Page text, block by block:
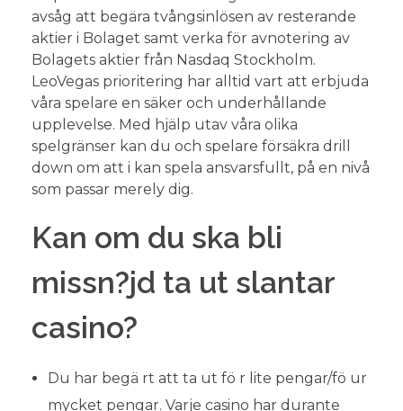
avsåg att begära tvångsinlösen av resterande
aktier i Bolaget samt verka för avnotering av
Bolagets aktier från Nasdaq Stockholm.
LeoVegas prioritering har alltid vart att erbjuda
våra spelare en säker och underhållande
upplevelse. Med hjälp utav våra olika
spelgränser kan du och spelare försäkra drill
down om att i kan spela ansvarsfullt, på en nivå
som passar merely dig.
Kan om du ska bli
missn?jd ta ut slantar
casino?
Du har begä rt att ta ut fö r lite pengar/fö ur
mycket pengar. Varje casino har durante